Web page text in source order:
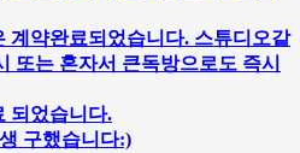
계약완료되었습니다. 스튜디오같
또는 혼자서 큰독방으로도 즉시
되었습니다.
구했습니다:)